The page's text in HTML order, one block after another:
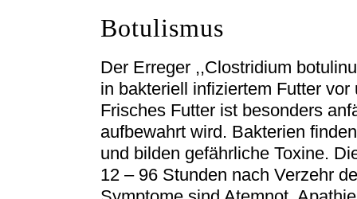
Botulismus
Der Erreger ,,Clostridium
in bakteriell infiziertem Futter
Frisches Futter ist besonders
aufbewahrt wird. Bakterien
und bilden gefährliche Toxine.
12 – 96 Stunden nach Verzehr